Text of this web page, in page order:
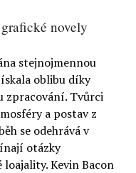
novely
stejnojmennou
oblibu díky
zpracování. Tvůrci
a postav z
se odehrává v
otázky
Kevin Bacon